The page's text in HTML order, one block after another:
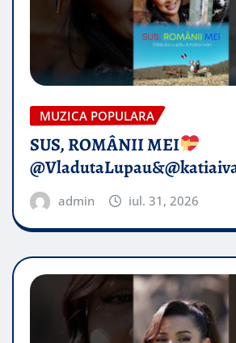
MUZICA POPULARA
SUS, ROMÂNII MEI
admin iul. 31, 2026